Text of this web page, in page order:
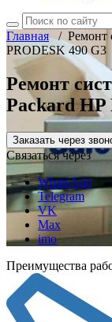
Главная/ Ремонт
PRODESK 490 G3
Ремонт
Packard HP
Заказать через
Связаться через
WhatsApp
Telegram
VK
Max
imo
Преимущества